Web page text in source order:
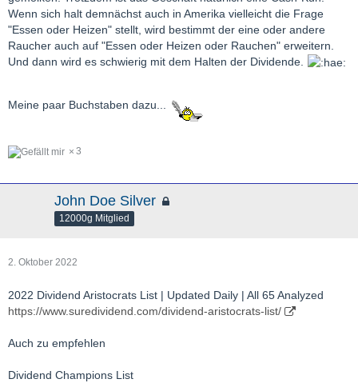
Wenn sich halt demnächst auch in Amerika vielleicht die Frage
"Essen oder Heizen" stellt, wird bestimmt der eine oder andere
Raucher auch auf "Essen oder Heizen oder Rauchen" erweitern.
Und dann wird es schwierig mit dem Halten der Dividende.
Meine paar Buchstaben dazu...
3
John Doe Silver
12000g Mitglied
2. Oktober 2022
2022 Dividend Aristocrats List | Updated Daily | All 65 Analyzed
https://www.suredividend.com/dividend-aristocrats-list/
Auch zu empfehlen
Dividend Champions List